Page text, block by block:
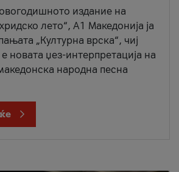
издание на
лето“, А1 Македонија ја
„Културна врска“, чиј
новата џез-интерпретација на
народна песна